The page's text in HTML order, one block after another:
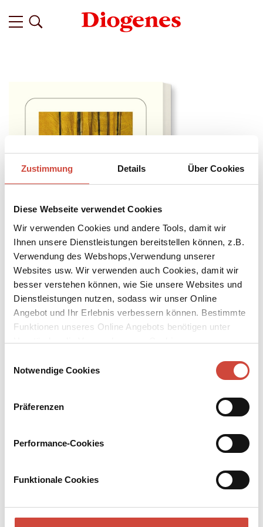
Zustimmung Details Über Cookies
Diese Webseite verwendet Cookies
Wir verwenden Cookies und andere Tools, damit wir
Ihnen unsere Dienstleistungen bereitstellen können, z.B.
Verwendung des Webshops,Verwendung unserer
Websites usw. Wir verwenden auch Cookies, damit wir
besser verstehen können, wie Sie unsere Websites und
Dienstleistungen nutzen, sodass wir unser Online
Angebot und Ihr Erlebnis verbessern können. Bestimmte
Funktionen unseres Online Angebots benötigen unter
Umständen die Verwendung von Cookies von
Notwendige Cookies
Präferenzen
Performance-Cookies
Funktionale Cookies
Download Bilddatei ↘
Kaufen
Brieftasche in den Kühlschrank. Bald vergisst er den Namen der
Frau, die er heiraten will. Je mehr Neugedächtnis ihm die
Erinnerungen auf. Und das beunruhigt eine millionenschwere alte
Dame, mit der Konrad seit seiner Kindheit auf die ungewöhnlichste
Mehr zum Inhalt